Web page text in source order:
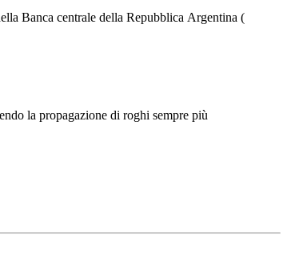
Banca centrale della Repubblica Argentina (
la propagazione di roghi sempre più